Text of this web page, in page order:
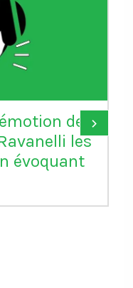
de
les
évoquant
›